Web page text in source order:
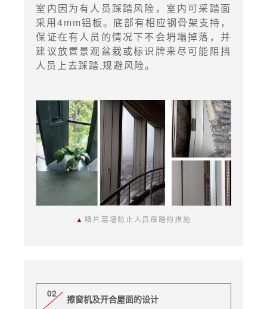
室内因为有人员踩踏风险，室内可采踏面
采用4mm铝板。底部有相应钢骨架支持，
保证在有人员的情况下不会坍塌掉落，并
建议放置景观盆栽或标识牌来尽可能阻挡
人员上去踩踏,规避风险。
▲鳞片幕墙防止人员踩踏的措施
02 擦窗机及开合屋面的设计